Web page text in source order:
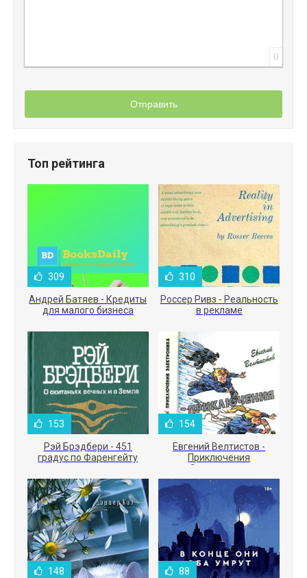
0
Отправить
Топ рейтинга
309
Андрей Батяев - Кредиты
для малого бизнеса
310
Россер Ривз - Реальность
в рекламе
153
Рэй Брэдбери - 451
градус по Фаренгейту
154
Евгений Велтистов -
Приключения
Электроника
148 88